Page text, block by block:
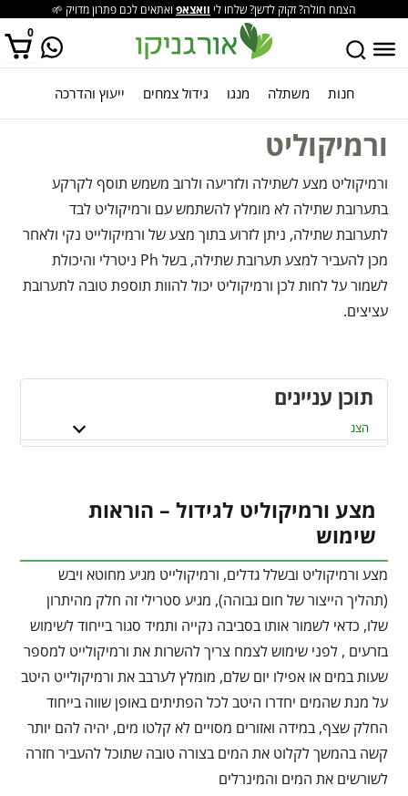
הצמח חולה? זקוק לדשן? שלחו לי וואצאפ ואתאים לכם פתרון מדויק 🌱
0
אין מוצרים בסל הקניות. חנות משתלה מנגו גידול צמחים ייעוץ והדרכה
ורמיקוליט
ורמיקוליט מצע לשתילה ולזריעה ולרוב משמש תוסף לקרקע
בתערובת שתילה לא מומלץ להשתמש עם ורמיקוליט לבד
לתערובת שתילה, ניתן לזרוע בתוך מצע של ורמיקולייט נקי ולאחר
מכן להעביר למצע תערובת שתילה, בשל Ph ניטרלי והיכולת
לשמור על לחות לכן ורמיקוליט יכול להוות תוספת טובה לתערובת
עציצים.
תוכן עניינים
הצג
מצע ורמיקוליט לגידול – הוראות
שימוש
מצע ורמיקוליט ובשלל גדלים, ורמיקולייט מגיע מחוטא ויבש
(תהליך הייצור של חום גבוהה), מגיע סטרילי זה חלק מהיתרון
שלו, כדאי לשמור אותו בסביבה נקייה ותמיד סגור בייחוד לשימוש
בזרעים , לפני שימוש לצמח צריך להשרות את ורמיקולייט למספר
שעות במים או אפילו יום שלם, מומלץ לערבב את ורמיקולייט היטב
על מנת שהמים יחדרו היטב לכל הפתיתים באופן שווה בייחוד
החלק שצף, במידה ואזורים מסויים לא קלטו מים, יהיה להם יותר
קשה בהמשך לקלוט את המים בצורה טובה שתוכל להעביר חזרה
לשורשים את המים והמינרלים